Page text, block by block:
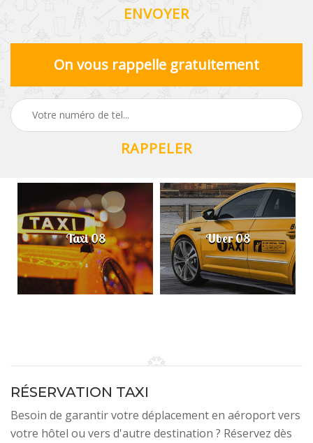
On vous rappelle gratuitement
Taxi 08 Uber 08
RÉSERVATION TAXI
Besoin de garantir votre déplacement en aéroport vers
votre hôtel ou vers d'autre destination ? Réservez dès